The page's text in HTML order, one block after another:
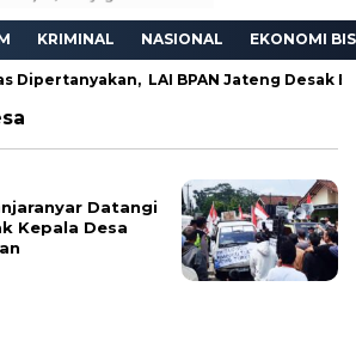
KRIMINAL NASIONAL EKONOMI
LAI BPAN Jateng Desak
Datangi
Kepala Desa